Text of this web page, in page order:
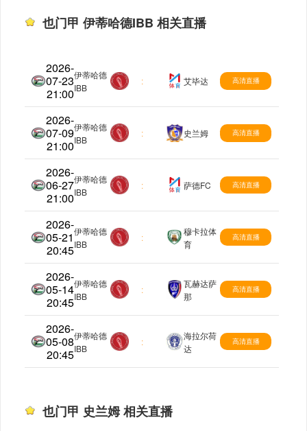
也门甲 伊蒂哈德IBB 相关直播
2026-
07-23
21:00
也门甲
伊蒂哈德
IBB
: 艾毕达 高清直播
2026-
07-09
21:00
也门甲
伊蒂哈德
IBB
: 史兰姆 高清直播
2026-
06-27
21:00
也门甲
伊蒂哈德
IBB
: 萨德FC 高清直播
2026-
05-21
20:45
也门甲
伊蒂哈德
IBB
:
穆卡拉体
育
高清直播
2026-
05-14
20:45
也门甲
伊蒂哈德
IBB
:
瓦赫达萨
那
高清直播
2026-
05-08
20:45
也门甲
伊蒂哈德
IBB
:
海拉尔荷
达
高清直播
也门甲 史兰姆 相关直播